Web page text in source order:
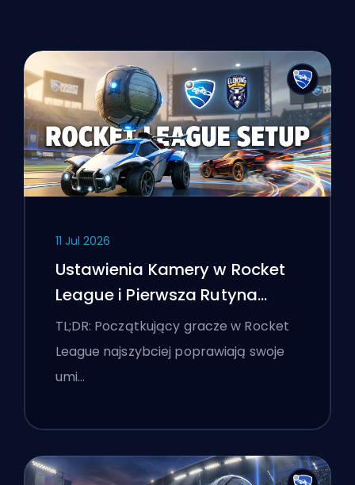
11 Jul 2026
Ustawienia Kamery w Rocket
League i Pierwsza Rutyna
Treningowa
TL;DR: Początkujący gracze w Rocket
League najszybciej poprawiają swoje
umi…